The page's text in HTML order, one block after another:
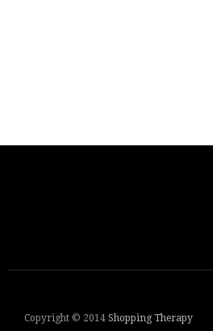
Copyright © 2014 Shopping Therapy